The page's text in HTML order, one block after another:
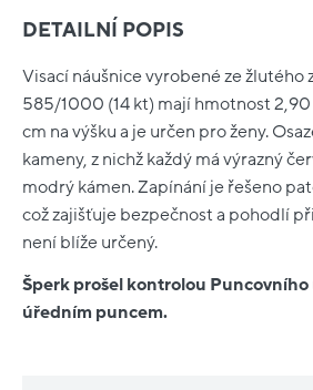
DETAILNÍ POPIS
Visací náušnice vyrobené ze žlutého
585/1000 (14 kt) mají hmotnost 2,90
cm na výšku a je určen pro ženy.
kameny, z nichž každý má výrazný
modrý kámen. Zapínání je řešeno
což zajišťuje bezpečnost a pohodlí
není blíže určený.
Šperk prošel kontrolou
úředním puncem.